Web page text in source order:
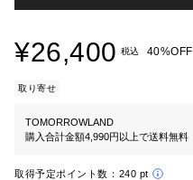
¥26,400 税込 40%OFF
取り寄せ
TOMORROWLAND
購入合計金額4,990円以上で送料無料
取得予定ポイント数： 240 pt